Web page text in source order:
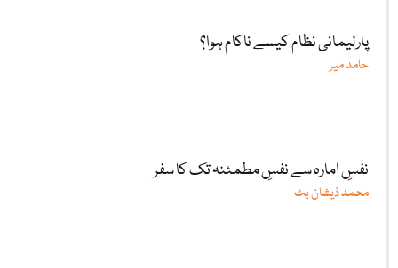
پارلیمانی نظام کیسے ناکام ہوا؟
حامد میر
نفسِ امارہ سے نفسِ مطمئنہ تک کا سفر
محمد ذیشان بٹ